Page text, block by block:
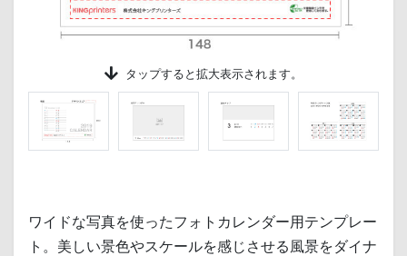
タップする と拡大表示されます。
ワイドな写真を使ったフォトカレンダー用テンプレー
ト。美しい景色やスケールを感じさせる風景をダイナ